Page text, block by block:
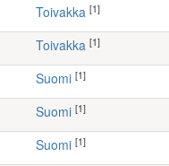
Toivakka [1]
Toivakka [1]
Suomi [1]
Suomi [1]
Suomi [1]